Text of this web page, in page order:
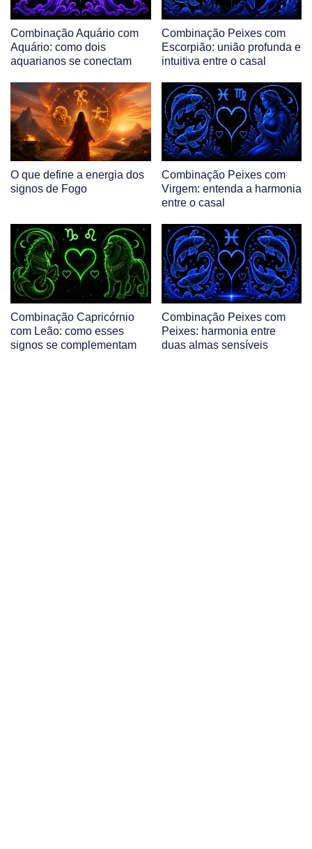
Combinação Aquário com
Aquário: como dois
aquarianos se conectam
Combinação Peixes com
Escorpião: união profunda e
intuitiva entre o casal
O que define a energia dos
signos de Fogo
Combinação Peixes com
Virgem: entenda a harmonia
entre o casal
Combinação Capricórnio
com Leão: como esses
signos se complementam
Combinação Peixes com
Peixes: harmonia entre
duas almas sensíveis